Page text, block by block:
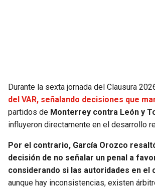
Durante la sexta jornada del Clausura
del VAR, señalando decisiones que
partidos de Monterrey contra León y
influyeron directamente en el desarrollo
Por el contrario, García Orozco
decisión de no señalar un penal a
considerando si las autoridades en
aunque hay inconsistencias, existen